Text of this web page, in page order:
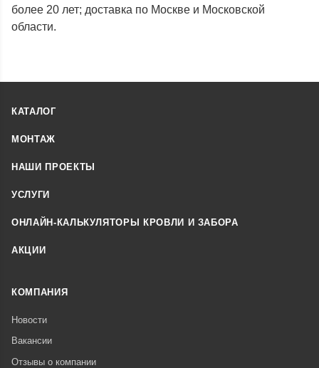
более 20 лет; доставка по Москве и Московской
области.
КАТАЛОГ
МОНТАЖ
НАШИ ПРОЕКТЫ
УСЛУГИ
ОНЛАЙН-КАЛЬКУЛЯТОРЫ КРОВЛИ И ЗАБОРА
АКЦИИ
КОМПАНИЯ
Новости
Вакансии
Отзывы о компании